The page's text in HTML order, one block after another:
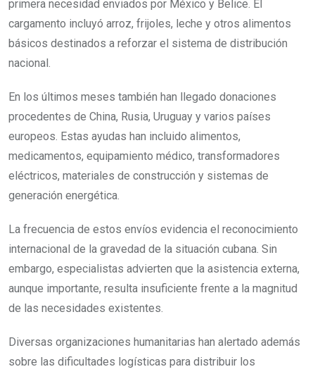
primera necesidad enviados por México y Belice. El
cargamento incluyó arroz, frijoles, leche y otros alimentos
básicos destinados a reforzar el sistema de distribución
nacional.
En los últimos meses también han llegado donaciones
procedentes de China, Rusia, Uruguay y varios países
europeos. Estas ayudas han incluido alimentos,
medicamentos, equipamiento médico, transformadores
eléctricos, materiales de construcción y sistemas de
generación energética.
La frecuencia de estos envíos evidencia el reconocimiento
internacional de la gravedad de la situación cubana. Sin
embargo, especialistas advierten que la asistencia externa,
aunque importante, resulta insuficiente frente a la magnitud
de las necesidades existentes.
Diversas organizaciones humanitarias han alertado además
sobre las dificultades logísticas para distribuir los